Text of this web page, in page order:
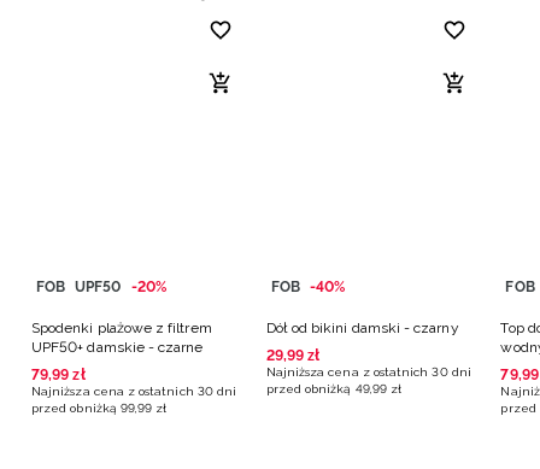
FOB UPF50 -20%
Spodenki plażowe z filtrem
UPF50+ damskie - czarne
79,99 zł
Najniższa cena z ostatnich 30 dni
przed obniżką 99,99 zł
FOB -40%
Dół od bikini damski - czarny
29,99 zł
Najniższa cena z ostatnich 30 dni
przed obniżką 49,99 zł
FOB
Top
79,99
przed